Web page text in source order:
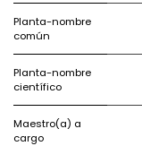
Planta-nombre
común
Planta-nombre
científico
Maestro(a) a
cargo